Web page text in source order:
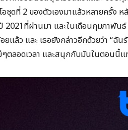
ชุดที่ 2 ของตัวเองมาแล้วหลายครั้ง ห
2021ที่ผ่านมา และในเดือนกุมภาพัน
แล้ว และ เธอยังกล่าวอีกด้วยว่า “ฉัน
ๆตลอดเวลา และสนุกกับมันในตอนนี้แ